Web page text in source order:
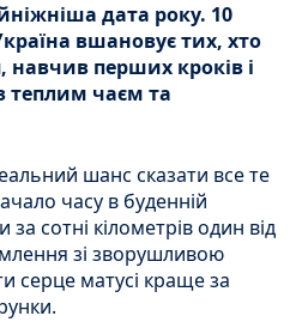
дата року. 10
вшановує тих, хто
перших кроків і
теплим чаєм та
шанс сказати все те
часу в буденній
сотні кілометрів один від
зі зворушливою
серце матусі краще за